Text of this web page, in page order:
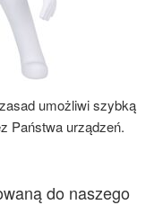
umożliwi szybką
Państwa urządzeń.
do naszego